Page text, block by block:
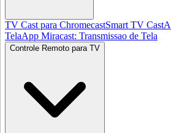
TV Cast para ChromecastSmart TV Cast
TelaApp Miracast: Transmissao de Tela
Controle Remoto para TV